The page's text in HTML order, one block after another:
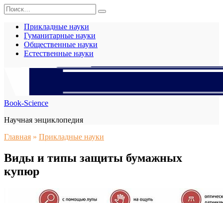
Перейти
к
содержанию
Search
for:
Прикладные науки
Гуманитарные науки
Общественные науки
Естественные науки
Book-Science
Научная энциклопедия
Главная » Прикладные науки
Виды и типы защиты бумажных
купюр